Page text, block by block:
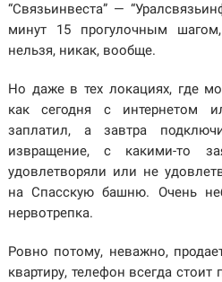
“Связьинвеста” —
минут 15 прогулочным
нельзя, никак, вообще.
Но даже в тех локациях, где
как сегодня с интернетом
заплатил, а завтра
извращение, с какими-то
удовлетворяли или не
на Спасскую башню. Очень
нервотрепка.
Ровно потому, неважно,
квартиру, телефон всегда